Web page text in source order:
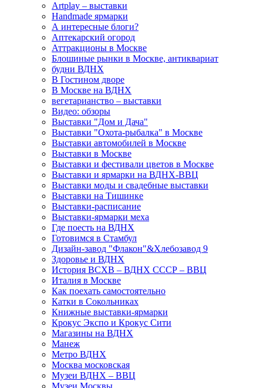
Artplay – выставки
Handmade ярмарки
А интересные блоги?
Аптекарский огород
Аттракционы в Москве
Блошиные рынки в Москве, антиквариат
будни ВДНХ
В Гостином дворе
В Москве на ВДНХ
вегетарианство – выставки
Видео: обзоры
Выставки "Дом и Дача"
Выставки "Охота-рыбалка" в Москве
Выставки автомобилей в Москве
Выставки в Москве
Выставки и фестивали цветов в Москве
Выставки и ярмарки на ВДНХ-ВВЦ
Выставки моды и свадебные выставки
Выставки на Тишинке
Выставки-расписание
Выставки-ярмарки меха
Где поесть на ВДНХ
Готовимся в Стамбул
Дизайн-завод "Флакон"&Хлебозавод 9
Здоровье и ВДНХ
История ВСХВ – ВДНХ СССР – ВВЦ
Италия в Москве
Как поехать самостоятельно
Катки в Сокольниках
Книжные выставки-ярмарки
Крокус Экспо и Крокус Сити
Магазины на ВДНХ
Манеж
Метро ВДНХ
Москва московская
Музеи ВДНХ – ВВЦ